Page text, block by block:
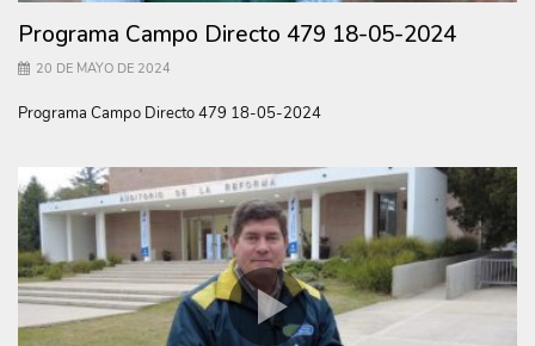
Programa Campo Directo 479 18-05-2024
20 DE MAYO DE 2024
Programa Campo Directo 479 18-05-2024